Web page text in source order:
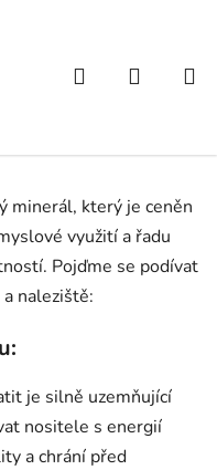
Hledat
minerál, který je ceněn
využití a řadu
Pojďme se podívat
naleziště:
je silně uzemňující
nositele s energií
a chrání před